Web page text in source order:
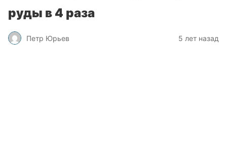
руды в 4 раза
Петр Юрьев 5 лет назад